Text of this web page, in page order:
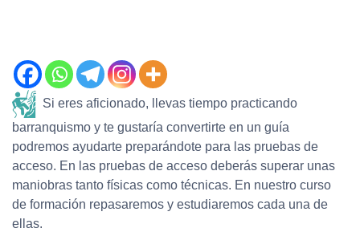
Si eres aficionado, llevas tiempo practicando
barranquismo y te gustaría convertirte en un guía
podremos ayudarte preparándote para las pruebas de
acceso. En las pruebas de acceso deberás superar unas
maniobras tanto físicas como técnicas. En nuestro curso
de formación repasaremos y estudiaremos cada una de
ellas.